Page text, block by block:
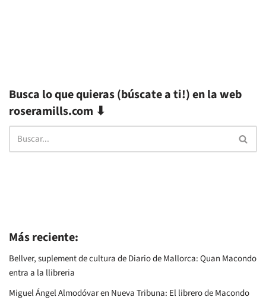
Busca lo que quieras (búscate a ti!) en la web
roseramills.com ⬇
Más reciente:
Bellver, suplement de cultura de Diario de Mallorca: Quan Macondo
entra a la llibreria
Miguel Ángel Almodóvar en Nueva Tribuna: El librero de Macondo